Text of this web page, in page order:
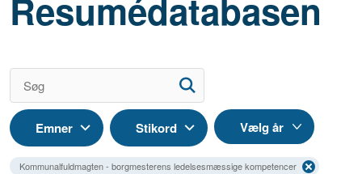
Resumédatabasen
Emner Stikord
Kommunalfuldmagten - borgmesterens ledelsesmæssige kompetencer